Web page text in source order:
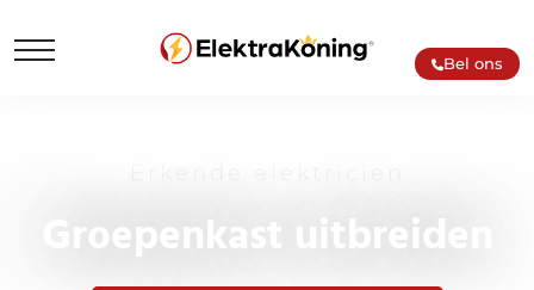
Bel ons
Groepenkast uitbreiden